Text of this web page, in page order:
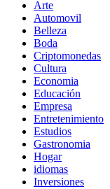
Arte
Automovil
Belleza
Boda
Criptomonedas
Cultura
Economia
Educación
Empresa
Entretenimiento
Estudios
Gastronomia
Hogar
idiomas
Inversiones